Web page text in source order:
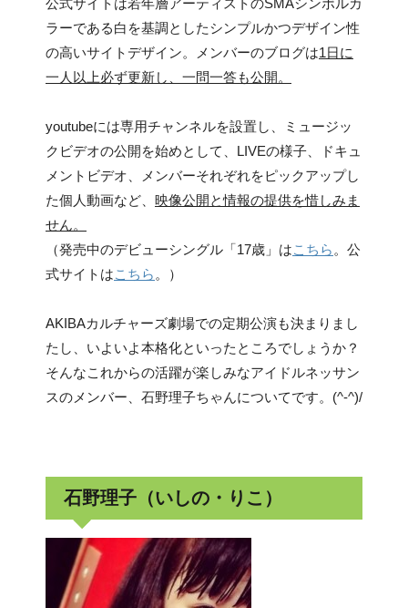
公式サイトは若年層アーティストのSMAシンボルカ
ラーである白を基調としたシンプルかつデザイン性
の高いサイトデザイン。メンバーのブログは1日に
一人以上必ず更新し、一問一答も公開。
youtubeには専用チャンネルを設置し、ミュージッ
クビデオの公開を始めとして、LIVEの様子、ドキュ
メントビデオ、メンバーそれぞれをピックアップし
た個人動画など、 映像公開と情報の提供を惜しみま
せん。
（発売中のデビューシングル「17歳」はこちら 。公
式サイトはこちら 。）
AKIBAカルチャーズ劇場での定期公演も決まりまし
たし、いよいよ本格化といったところでしょうか？
そんなこれからの活躍が楽しみなアイドルネッサン
スのメンバー、石野理子ちゃんについてです。(^-^)/
石野理子（いしの・りこ）